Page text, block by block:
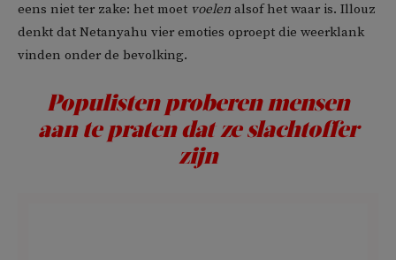
eens niet ter zake: het moet voelen alsof het waar is. Illouz
denkt dat Netanyahu vier emoties oproept die weerklank
vinden onder de bevolking.
Populisten proberen mensen
aan te praten dat ze slachtoffer
zijn